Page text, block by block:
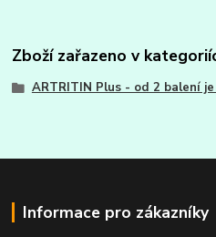
Zboží zařazeno v
ARTRITIN Plus - od 2 balení
Informace pro zákazníky